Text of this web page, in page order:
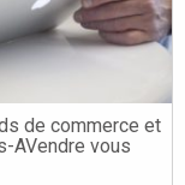
de commerce et
AVendre vous